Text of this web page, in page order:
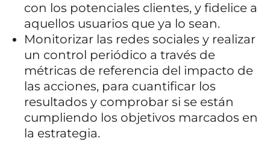
con los potenciales clientes, y fidelice a
aquellos usuarios que ya lo sean.
Monitorizar las redes sociales y realizar
un control periódico a través de
métricas de referencia del impacto de
las acciones, para cuantificar los
resultados y comprobar si se están
cumpliendo los objetivos marcados en
la estrategia.